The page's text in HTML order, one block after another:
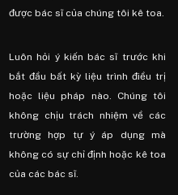
được bác sĩ của chúng tôi kê toa.
Luôn hỏi ý kiến ​​bác sĩ trước khi
bắt đầu bất kỳ liệu trình điều trị
hoặc liệu pháp nào. Chúng tôi
không chịu trách nhiệm về các
trường hợp tự ý áp dụng mà
không có sự chỉ định hoặc kê toa
của các bác sĩ.